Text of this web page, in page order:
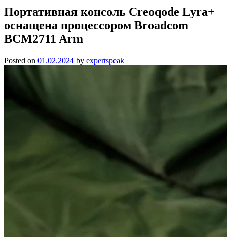
Портативная консоль Creoqode Lyra+
оснащена процессором Broadcom
BCM2711 Arm
Posted on 01.02.2024 by expertspeak